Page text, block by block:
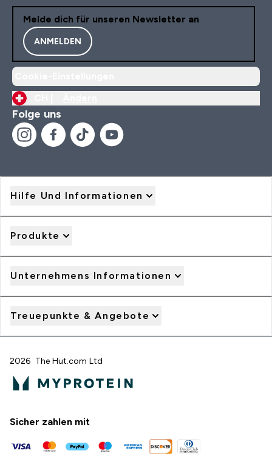
Melde dich für unseren Newsletter an
ANMELDEN
Folge uns
Hilfe Und Informationen
Produkte
Unternehmens Informationen
Treuepunkte & Angebote
2026 The Hut.com Ltd
Sicher zahlen mit